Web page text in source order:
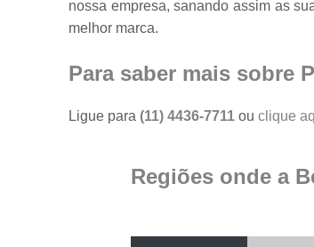
nossa empresa, sanando assim as
melhor marca.
Para saber mais sobre
Ligue para(11) 4436-7711ouclique
Regiões onde a